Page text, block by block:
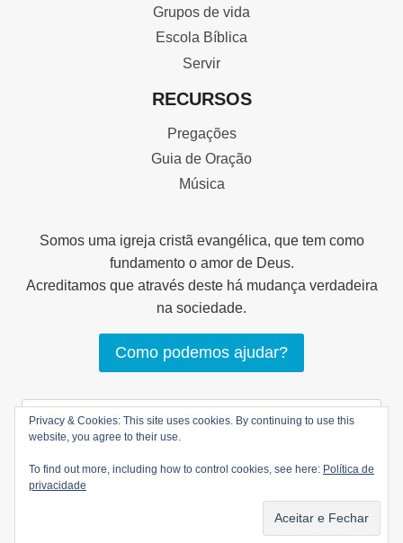
Grupos de vida
Escola Bíblica
Servir
RECURSOS
Pregações
Guia de Oração
Música
Somos uma igreja cristã evangélica, que tem como
fundamento o amor de Deus.
Acreditamos que através deste há mudança verdadeira
na sociedade.
Como podemos ajudar?
Pesquisar
por:
© 2026 LOGOS Comunhão Cristã |
Privacy & Cookies: This site uses cookies. By continuing to use this
website, you agree to their use.
To find out more, including how to control cookies, see here: Política de
privacidade